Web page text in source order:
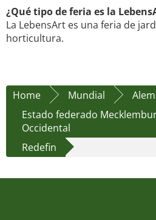
¿Qué tipo de feria es la
La LebensArt es una feria de
horticultura.
Home Mundial
Estado federado
Occidental
Redefin